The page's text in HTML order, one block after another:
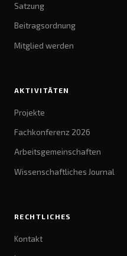
Satzung
Beitragsordnung
Mitglied werden
AKTIVITÄTEN
Projekte
Fachkonferenz 2026
Arbeitsgemeinschaften
Wissenschaftliches Journal
RECHTLICHES
Kontakt